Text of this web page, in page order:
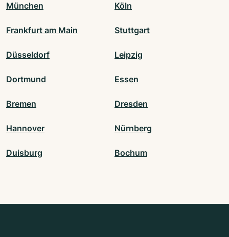
München Köln
Frankfurt am Main Stuttgart
Düsseldorf Leipzig
Dortmund Essen
Bremen Dresden
Hannover Nürnberg
Duisburg Bochum